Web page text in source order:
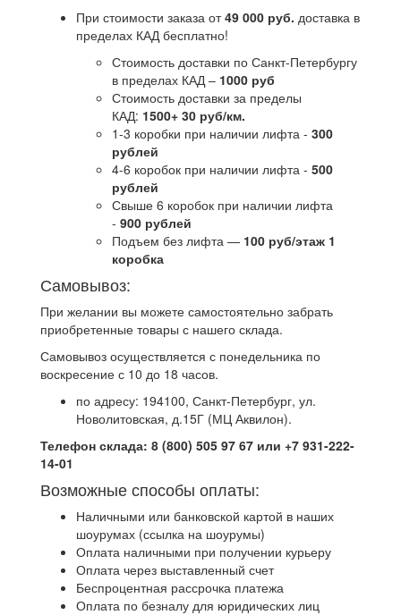
При стоимости заказа от49 000 руб. доставка в
пределах КАД бесплатно!
Стоимость доставки по Санкт-Петербургу
в пределах КАД – 1000 руб
Стоимость доставки за пределы
КАД: 1500+ 30 руб/км.
1-3 коробки при наличии лифта - 300
рублей
4-6 коробок при наличии лифта - 500
рублей
Свыше 6 коробок при наличии лифта
- 900 рублей
Подъем без лифта — 100 руб/этаж 1
коробка
Самовывоз:
При желании вы можете самостоятельно забрать
приобретенные товары с нашего склада.
Самовывоз осуществляется с понедельника по
воскресение с 10 до 18 часов.
по адресу: 194100, Санкт-Петербург, ул.
Новолитовская, д.15Г (МЦ Аквилон).
Телефон склада: 8 (800) 505 97 67 или +7 931-222-
14-01
Возможные способы оплаты:
Наличными или банковской картой в наших
шоурумах (ссылка на шоурумы)
Оплата наличными при получении курьеру
Оплата через выставленный счет
Беспроцентная рассрочка платежа
Оплата по безналу для юридических лиц